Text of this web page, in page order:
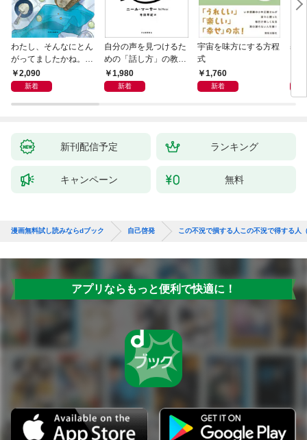
わたし、そんなにとん
がってましたかね。
獅子座、Ａ型、丙午は
めぐる
2,090
新着
自分の声を見つけるた
めの「話し方」の教
室 Ｏｒａｃｙ（オラ
シー）
1,980
新着
宇宙を味方にする方程
式
1,760
新着
基
新刊配信予定 ランキング
キャンペーン 無料
漫画無料試し読みならdブック 自己啓発 この不況で損する人この不況で得する人
アプリならもっと便利で快適に！